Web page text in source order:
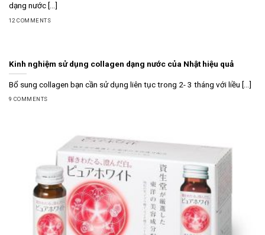
dạng nước [...]
12 COMMENTS
Kinh nghiệm sử dụng collagen dạng nước của Nhật hiệu quả
Bổ sung collagen bạn cần sử dụng liên tục trong 2- 3 tháng với liều [...]
9 COMMENTS